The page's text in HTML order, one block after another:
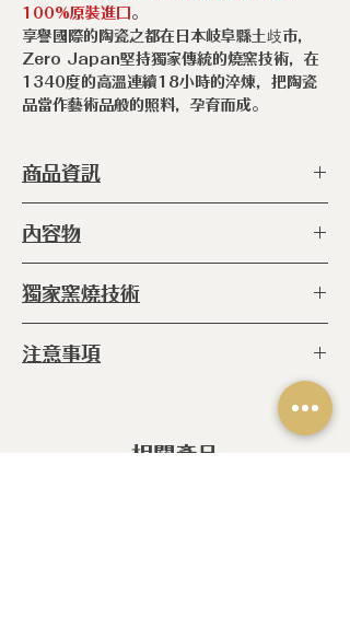
100%原裝進口 。
享譽國際的陶瓷之都在日本岐阜縣土歧市，
Zero Japan堅持獨家傳統的燒窯技術，在
1340度的高溫連續18小時的淬煉，把陶瓷
品當作藝術品般的照料，孕育而成。
商品資訊
種 類 ：
塗 層 ：手工製作無任何塗層
尺 寸 ：100 x 130 x 82 h (毫米)
產 地 ：日本
內容物
獨家窯燒技術
(未上釉) 再放進爐內1340℃的高溫燒
注意事項
◆ 請勿將未擦乾湯勺或物品放入
◆職人手作陶瓷商品，每個商品都是
獨一無二的產物，上釉不均/小斑點/
相關產品